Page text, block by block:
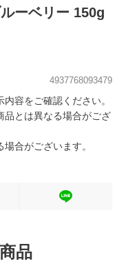
ーベリー 150g
4937768093479
容をご確認ください。
品とは異なる場合がござ
合がございます。
でシェアするLINEでシェ
品